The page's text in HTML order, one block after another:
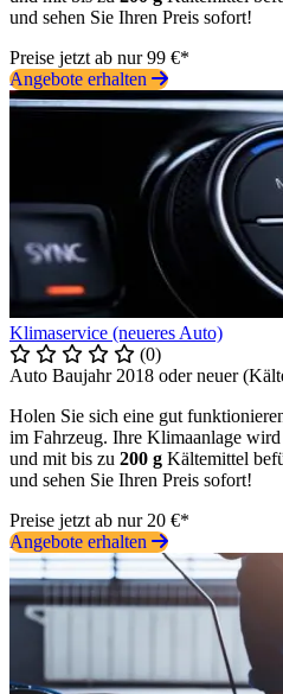
und sehen Sie Ihren Preis sofort!
Preise jetzt ab nur 99 €*
Angebote erhalten
Klimaservice (neueres Auto)
(0)
Auto Baujahr 2018 oder neuer
Holen Sie sich eine gut
im Fahrzeug. Ihre Klimaanlage
und mit bis zu 200 g Kältemittel
und sehen Sie Ihren Preis sofort!
Preise jetzt ab nur 20 €*
Angebote erhalten